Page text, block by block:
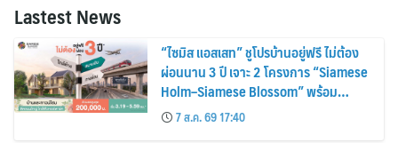
Lastest News
“ไซมิส แอสเสท” ชูโปรบ้านอยู่ฟรี ไม่ต้อง
ผ่อนนาน 3 ปี เจาะ 2 โครงการ “Siamese
Holm–Siamese Blossom” พร้อม
ส่วนลดและสิทธิพิเศษถึง 31 สิงหาคม
2569
7 ส.ค. 69 17:40